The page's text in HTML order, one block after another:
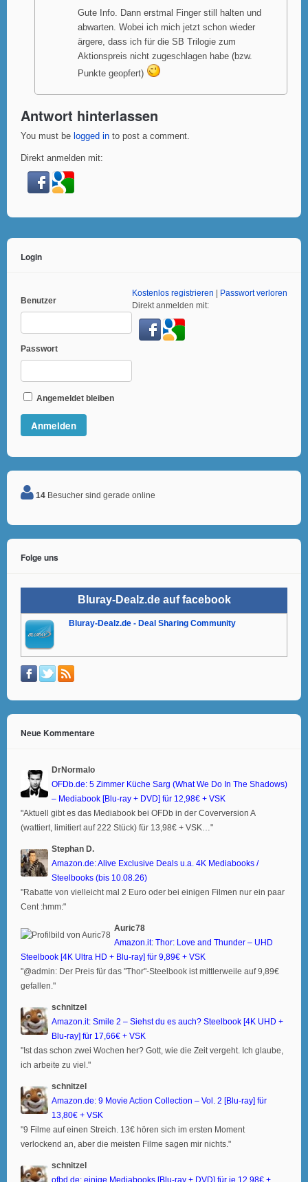
Gute Info. Dann erstmal Finger still halten und
abwarten. Wobei ich mich jetzt schon wieder
ärgere, dass ich für die SB Trilogie zum
Aktionspreis nicht zugeschlagen habe (bzw.
Punkte geopfert)
Antwort hinterlassen
You must be logged in to post a comment.
Direkt anmelden mit:
Login
Benutzer
Passwort
Angemeldet bleiben
Kostenlos registrieren
Passwort verloren
Direkt anmelden mit:
14 Besucher sind gerade online
Folge uns
Bluray-Dealz.de auf facebook
Bluray-Dealz.de - Deal Sharing Community
Neue Kommentare
DrNormalo
OFDb.de: 5 Zimmer Küche Sarg (What We Do In The Shadows)
– Mediabook [Blu-ray + DVD] für 12,98€ + VSK
"Aktuell gibt es das Mediabook bei OFDb in der Coverversion A
(wattiert, limitiert auf 222 Stück) für 13,98€ + VSK…"
Stephan D.
Amazon.de: Alive Exclusive Deals u.a. 4K Mediabooks /
Steelbooks (bis 10.08.26)
"Rabatte von vielleicht mal 2 Euro oder bei einigen Filmen nur ein paar
Cent :hmm:"
Auric78
Amazon.it: Thor: Love and Thunder – UHD
Steelbook [4K Ultra HD + Blu-ray] für 9,89€ + VSK
"@admin: Der Preis für das "Thor"-Steelbook ist mittlerweile auf 9,89€
gefallen."
schnitzel
Amazon.it: Smile 2 – Siehst du es auch? Steelbook [4K UHD +
Blu-ray] für 17,66€ + VSK
"Ist das schon zwei Wochen her? Gott, wie die Zeit vergeht. Ich glaube,
ich arbeite zu viel."
schnitzel
Amazon.de: 9 Movie Action Collection – Vol. 2 [Blu-ray] für
13,80€ + VSK
"9 Filme auf einen Streich. 13€ hören sich im ersten Moment
verlockend an, aber die meisten Filme sagen mir nichts."
schnitzel